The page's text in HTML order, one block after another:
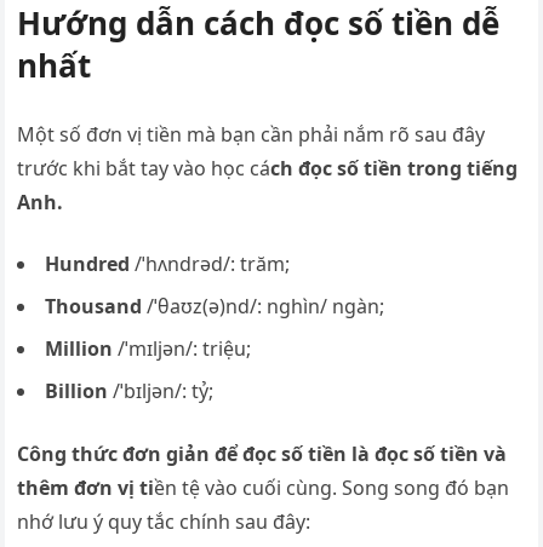
Hướng dẫn cách đọc số tiền dễ
nhất
Một số đơn vị tiền mà bạn cần phải nắm rõ sau đây
trước khi bắt tay vào học cách đọc số tiền trong tiếng
Anh.
Hundred /ˈhʌndrəd/: trăm;
Thousand/ˈθaʊz(ə)nd/: nghìn/ ngàn;
Million /ˈmɪljən/: triệu;
Billion /ˈbɪljən/: tỷ;
Công thức đơn giản để đọc số tiền là đọc số tiền và
thêm đơn vị tiền tệ vào cuối cùng. Song song đó bạn
nhớ lưu ý quy tắc chính sau đây: